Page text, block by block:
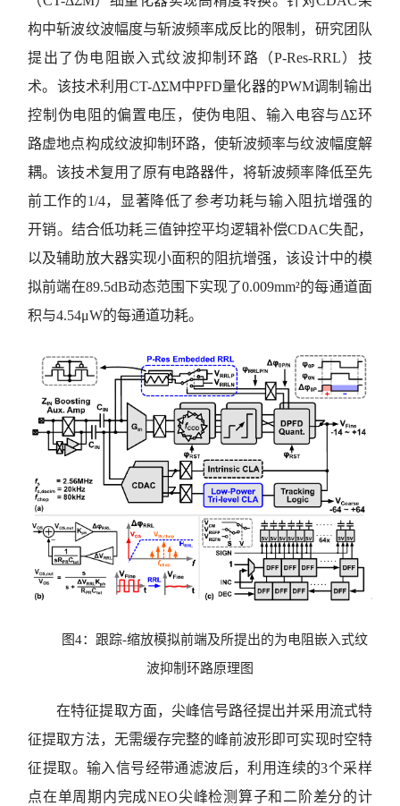
构中斩波纹波幅度与斩波频率成反比的限制，研究团队
提出了伪电阻嵌入式纹波抑制环路（P-Res-RRL）技
术。该技术利用CT-ΔΣM中PFD量化器的PWM调制输出
控制伪电阻的偏置电压，使伪电阻、输入电容与ΔΣ环
路虚地点构成纹波抑制环路，使斩波频率与纹波幅度解
耦。该技术复用了原有电路器件，将斩波频率降低至先
前工作的1/4，显著降低了参考功耗与输入阻抗增强的
开销。结合低功耗三值钟控平均逻辑补偿CDAC失配，
以及辅助放大器实现小面积的阻抗增强，该设计中的模
拟前端在89.5dB动态范围下实现了0.009mm²的每通道面
积与4.54μW的每通道功耗。
图4：跟踪-缩放模拟前端及所提出的为电阻嵌入式纹
波抑制环路原理图
在特征提取方面，尖峰信号路径提出并采用流式特
征提取方法，无需缓存完整的峰前波形即可实现时空特
征提取。输入信号经带通滤波后，利用连续的3个采样
点在单周期内完成NEO尖峰检测算子和二阶差分的计